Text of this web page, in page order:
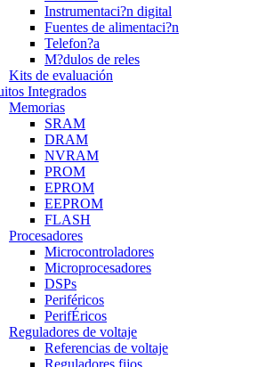
Instrumentaci?n digital
Fuentes de alimentaci?n
Telefon?a
M?dulos de reles
Kits de evaluación
Integrados
Memorias
SRAM
DRAM
NVRAM
PROM
EPROM
EEPROM
FLASH
Procesadores
Microcontroladores
Microprocesadores
DSPs
Periféricos
PerifÉricos
Reguladores de voltaje
Referencias de voltaje
Reguladores fijos